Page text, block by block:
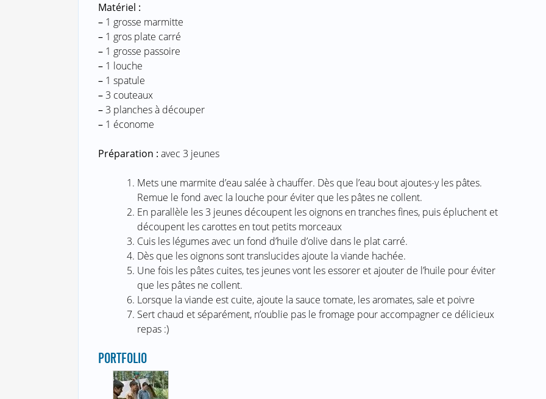
Matériel :
–1 grosse marmitte
–1 gros plate carré
–1 grosse passoire
–1 louche
–1 spatule
–3 couteaux
–3 planches à découper
–1 économe
Préparation : avec 3 jeunes
Mets une marmite d’eau salée à chauffer. Dès que l’eau bout ajoutes-y les pâtes.
Remue le fond avec la louche pour éviter que les pâtes ne collent.
En parallèle les 3 jeunes découpent les oignons en tranches fines, puis épluchent et
découpent les carottes en tout petits morceaux
Cuis les légumes avec un fond d’huile d’olive dans le plat carré.
Dès que les oignons sont translucides ajoute la viande hachée.
Une fois les pâtes cuites, tes jeunes vont les essorer et ajouter de l’huile pour éviter
que les pâtes ne collent.
Lorsque la viande est cuite, ajoute la sauce tomate, les aromates, sale et poivre
Sert chaud et séparément, n’oublie pas le fromage pour accompagner ce délicieux
repas :)
PORTFOLIO